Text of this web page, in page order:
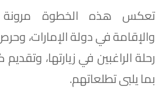
تعكس هذه الخطوة
والإقامة في دولة الإمارات،
رحلة الراغبين في زيارتها،
بما يلبى تطلعاتهم.